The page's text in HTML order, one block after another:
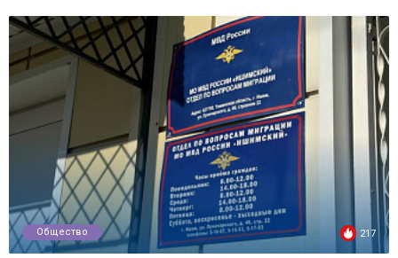
Общество 217